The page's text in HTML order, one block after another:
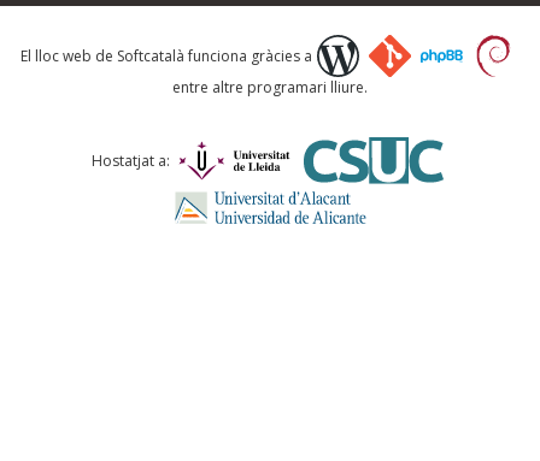
Què proposeu?
Comentari *
El lloc web de Softcatalà funciona gràcies a
entre altre programari lliure.
Hostatjat a: